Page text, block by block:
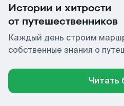
Истории и хитрости
от путешественников
Каждый день строим
собственные знания о
Читать